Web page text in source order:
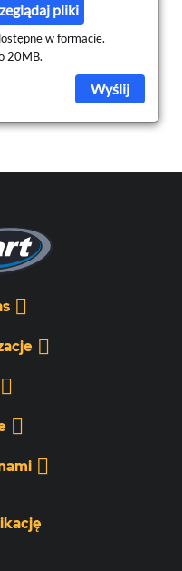
pliki
w formacie.
20MB.
Wyślij